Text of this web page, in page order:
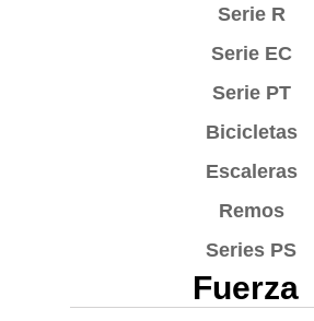
Serie R
Serie EC
Serie PT
Bicicletas
Escaleras
Remos
Series PS
Fuerza